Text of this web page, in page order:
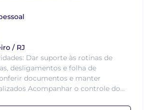
/ RJ
Dar suporte às rotinas de
desligamentos e folha de
documentos e manter
Acompanhar o controle do...